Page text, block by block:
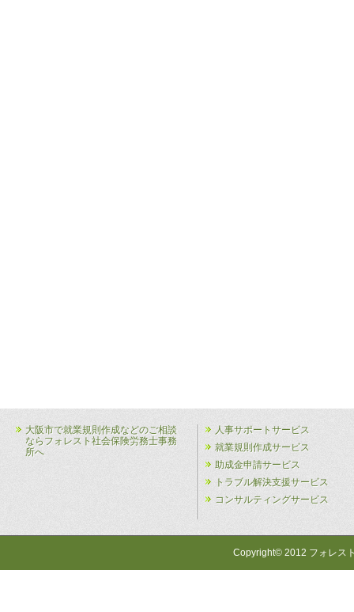
大阪市で就業規則作成などのご相談
ならフォレスト社会保険労務士事務
所へ
人事サポートサービス
就業規則作成サービス
助成金申請サービス
トラブル解決支援サービス
コンサルティングサービス
Copyright© 2012 フォレス